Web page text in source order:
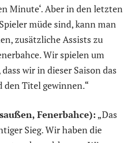
Minute‘. Aber in den letzten
müde sind, kann man
zusätzliche Assists zu
Wir spielen um
wir in dieser Saison das
den Titel gewinnen.“
Fenerbahce): „Das
Sieg. Wir haben die